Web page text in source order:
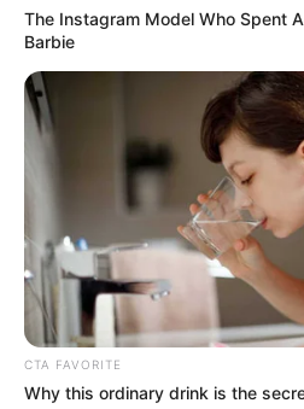
Masih ingat sinetron Kepompong?
dan Frame Ritz akan
Persahabatan Bagai
Kepompongtayang di
2008 hingga 2009, dibintangi
Dinda Kirana, Derby Romero dan
Kisahnya tentang lima orang sahabat
perumahan. Problem yang
cinta, pengembangan diri dan
The Instagram Model Who Spent
Barbie
CTA FAVORITE
Why this ordinary drink is the